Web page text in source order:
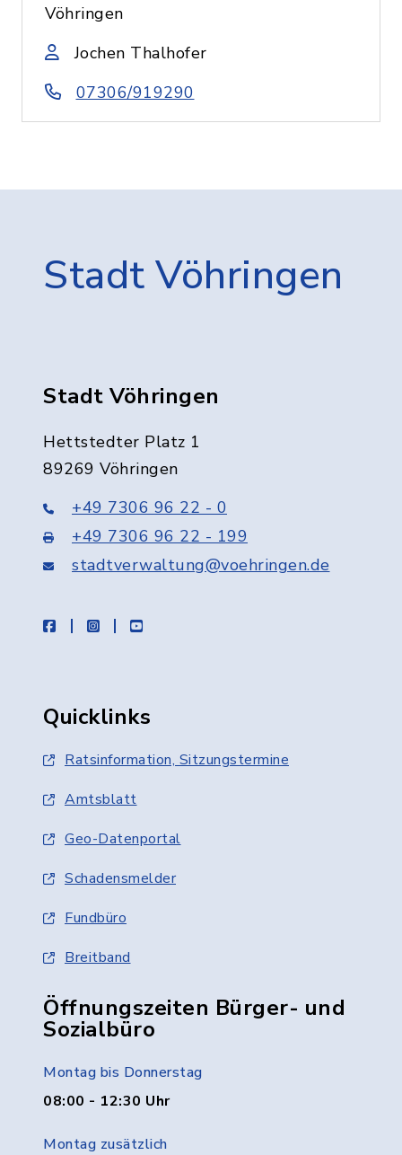
Vöhringen
Jochen Thalhofer
07306/919290
Stadt Vöhringen
Stadt Vöhringen
Hettstedter Platz 1
89269 Vöhringen
+49 7306 96 22 - 0
+49 7306 96 22 - 199
stadtverwaltung@voehringen.de
facebookinstagramyoutube
Quicklinks
Ratsinformation, Sitzungstermine
Amtsblatt
Geo-Datenportal
Schadensmelder
Fundbüro
Breitband
Öffnungszeiten Bürger- und
Sozialbüro
Montag bis Donnerstag
08:00 - 12:30 Uhr
Montag zusätzlich